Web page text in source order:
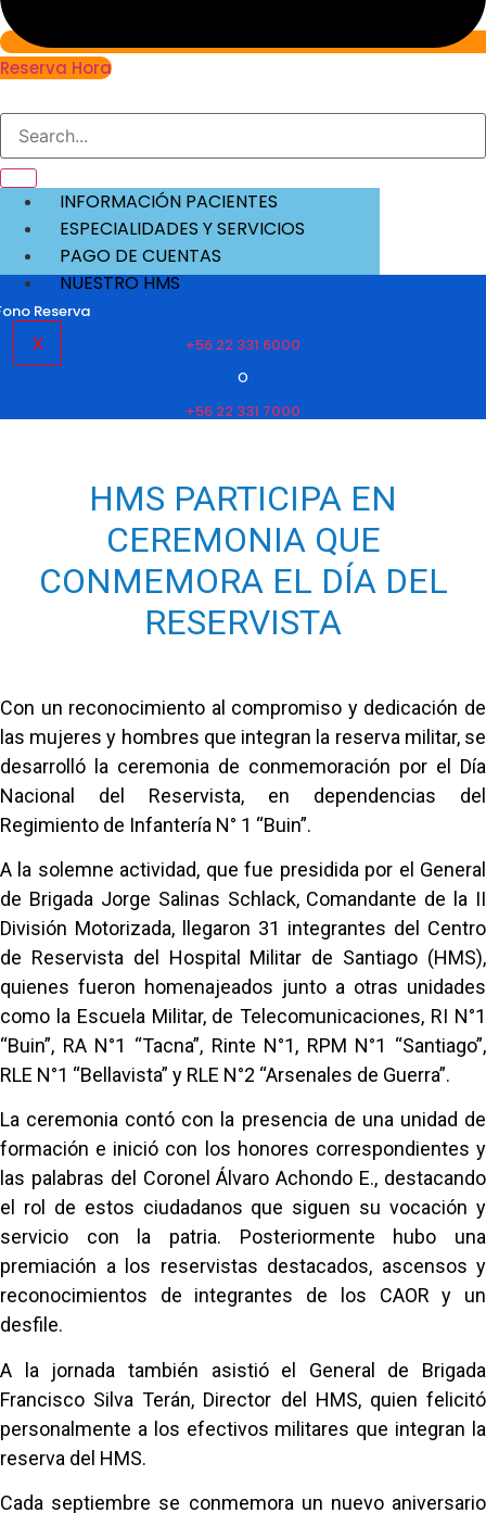
Reserva Hora
INFORMACIÓN PACIENTES
ESPECIALIDADES Y SERVICIOS
PAGO DE CUENTAS
NUESTRO HMS
X
Reserva
+56 22 331 6000
O
+56 22 331 7000
HMS PARTICIPA EN
CEREMONIA QUE
CONMEMORA EL DÍA DEL
RESERVISTA
Con un reconocimiento al compromiso y dedicación de
las mujeres y hombres que integran la reserva militar, se
desarrolló la ceremonia de conmemoración por el Día
Nacional del Reservista, en dependencias del
Regimiento de Infantería N° 1 “Buin”.
A la solemne actividad, que fue presidida por el General
de Brigada Jorge Salinas Schlack, Comandante de la II
División Motorizada, llegaron 31 integrantes del Centro
de Reservista del Hospital Militar de Santiago (HMS),
quienes fueron homenajeados junto a otras unidades
como la Escuela Militar, de Telecomunicaciones, RI N°1
“Buin”, RA N°1 “Tacna”, Rinte N°1, RPM N°1 “Santiago”,
RLE N°1 “Bellavista” y RLE N°2 “Arsenales de Guerra”.
La ceremonia contó con la presencia de una unidad de
formación e inició con los honores correspondientes y
las palabras del Coronel Álvaro Achondo E., destacando
el rol de estos ciudadanos que siguen su vocación y
servicio con la patria. Posteriormente hubo una
premiación a los reservistas destacados, ascensos y
reconocimientos de integrantes de los CAOR y un
desfile.
A la jornada también asistió el General de Brigada
Francisco Silva Terán, Director del HMS, quien felicitó
personalmente a los efectivos militares que integran la
reserva del HMS.
Cada septiembre se conmemora un nuevo aniversario